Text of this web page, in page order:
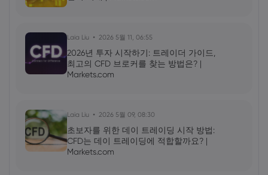
Laia Liu 2026 5월 11, 06:55
2026년 투자 시작하기: 트레이더 가이드,
최고의 CFD 브로커를 찾는 방법은? |
Markets.com
Laia Liu 2026 5월 09, 08:30
초보자를 위한 데이 트레이딩 시작 방법:
CFD는 데이 트레이딩에 적합할까요? |
Markets.com